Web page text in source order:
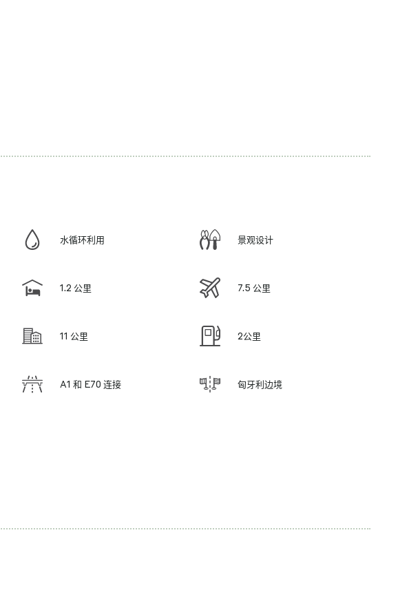
水循环利用 景观设计
1.2 公里 7.5 公里
11 公里 2公里
A1 和 E70 连接 匈牙利边境